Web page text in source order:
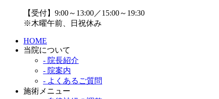
【受付】9:00～13:00／15:00～19:30
※木曜午前、日祝休み
HOME
当院について
- 院長紹介
- 院案内
- よくあるご質問
施術メニュー